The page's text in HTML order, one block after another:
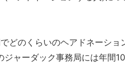
どのくらいのヘアドネーショ
ジャーダック事務局には年間